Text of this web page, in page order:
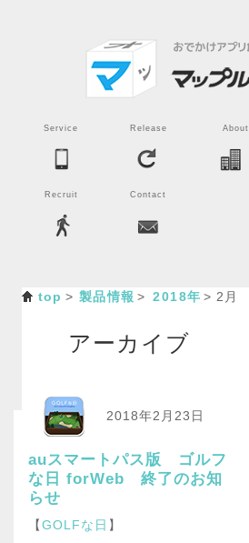
Service Release About
Recruit Contact
top 製品情報 2018年 2月
アーカイブ
2018年2月23日
auスマートパス版 ゴルフ
な日 forWeb 終了のお知
らせ
【GOLFな日 】